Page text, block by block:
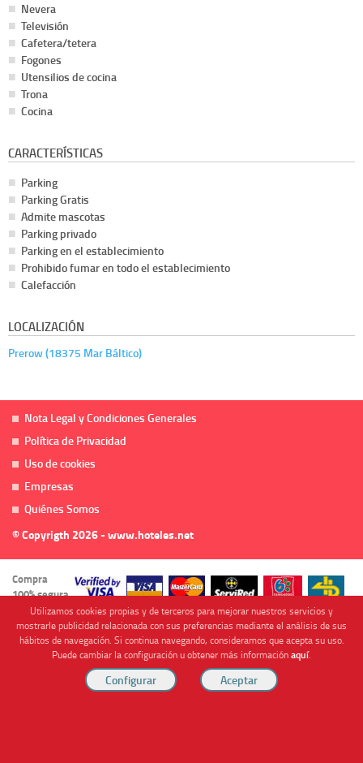
Nevera
Televisión
Cafetera/tetera
Fogones
Utensilios de cocina
Trona
Cocina
CARACTERÍSTICAS
Parking
Parking Gratis
Admite mascotas
Parking privado
Parking en el establecimiento
Prohibido fumar en todo el establecimiento
Calefacción
LOCALIZACIÓN
Prerow (18375 Mar Báltico)
Nota Legal y Condiciones Generales
Política de Privacidad
Uso de cookies
Empresas
Quiénes Somos
© Copyrigth 2026 - www.hoteles.net
Compra
100% segura
Cofinanciado por
Utilizamos cookies propias y de terceros para mejorar nuestros servicios y
mostrarle publicidad relacionada con sus preferencias mediante el análisis de sus
hábitos de navegación. Si continua navegando, consideramos que acepta su uso.
Puede cambiar la configuración u obtener más informaciónaquí.